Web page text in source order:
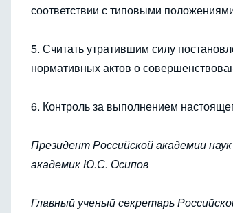
соответствии с типовыми
5. Считать утратившим силу
нормативных актов о
6. Контроль за выполнением
Президент Российской академии наук
академик Ю.С. Осипов
Главный ученый секретарь